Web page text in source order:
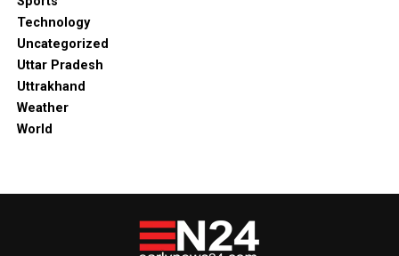
Technology
Uncategorized
Uttar Pradesh
Uttrakhand
Weather
World